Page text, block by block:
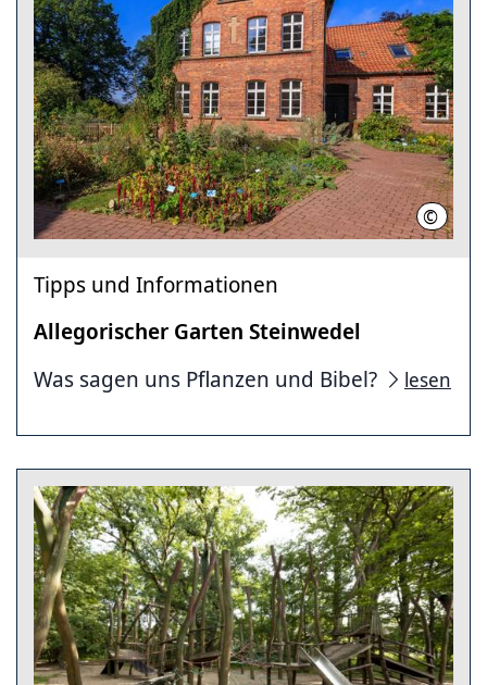
©
Tipps und Informationen
Allegorischer Garten Steinwedel
Was sagen uns Pflanzen und Bibel?
lesen